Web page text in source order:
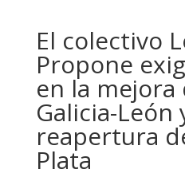
El colectivo
Propone
en la
Galicia-León
reapertura
Plata